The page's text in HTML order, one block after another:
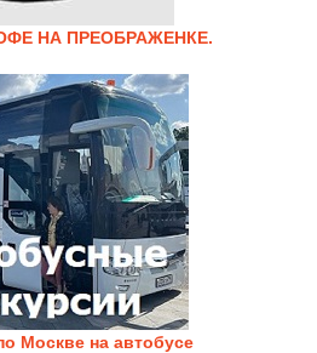
НА ПРЕОБРАЖЕНКЕ.
Москве на автобусе